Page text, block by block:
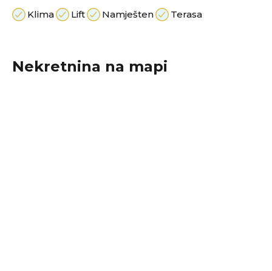
Klima Lift Namješten Terasa
Nekretnina na mapi